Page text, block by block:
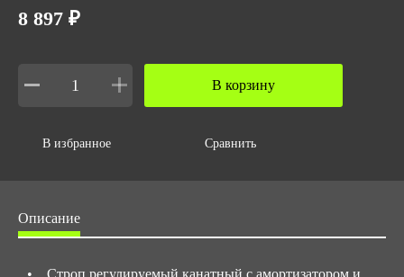
8 897 ₽
В корзину
В избранное Сравнить
Описание
• Строп регулируемый канатный с амортизатором и